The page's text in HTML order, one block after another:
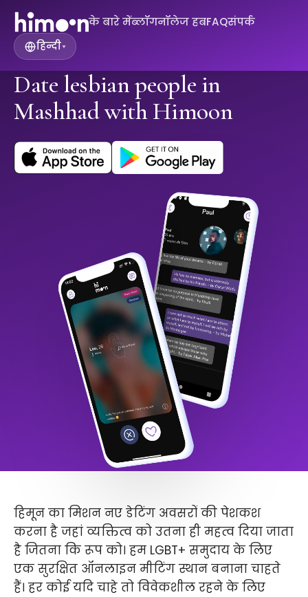
के बारे मेंब्लॉगनॉलेज हबFAQसंपर्क
हिन्दी▾
Date lesbian people in
Mashhad with Himoon
हिमून का मिशन नए डेटिंग अवसरों की पेशकश
करना है जहां व्यक्तित्व को उतना ही महत्व दिया जाता
है जितना कि रूप को। हम LGBT+ समुदाय के लिए
एक सुरक्षित ऑनलाइन मीटिंग स्थान बनाना चाहते
हैं। हर कोई यदि चाहे तो विवेकशील रहने के लिए